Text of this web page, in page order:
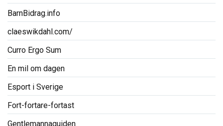
BarnBidrag.info
claeswikdahl.com/
Curro Ergo Sum
En mil om dagen
Esport i Sverige
Fort-fortare-fortast
Gentlemannaguiden